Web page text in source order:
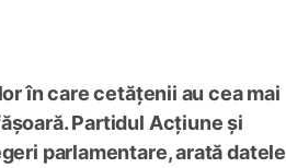
în care cetățenii au cea mai
Partidul Acțiune și
parlamentare, arată datele